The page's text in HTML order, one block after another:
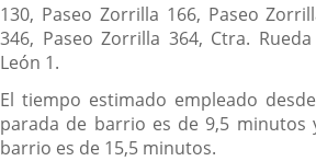
130, Paseo Zorrilla 166, Paseo
346, Paseo Zorrilla 364, Ctra.
León 1.
El tiempo estimado empleado
parada de barrio es de 9,5 minutos
barrio es de 15,5 minutos.